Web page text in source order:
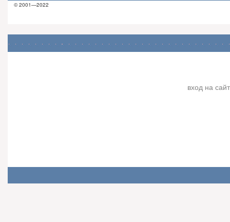
© 2001—2022
вход на сайт